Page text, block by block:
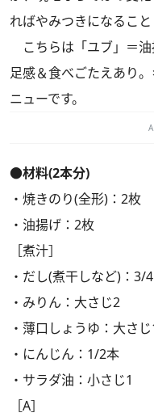
ればやみつきになること
こちらは「ユブ」＝
足感＆食べごたえあり
ニューです。
●材料(2本分)
・焼きのり(全形)：2枚
・油揚げ：2枚
［煮汁］
・だし(煮干しなど)：3/
・みりん：大さじ2
・薄口しょうゆ：大さじ
・にんじん：1/2本
・サラダ油：小さじ1
［A］